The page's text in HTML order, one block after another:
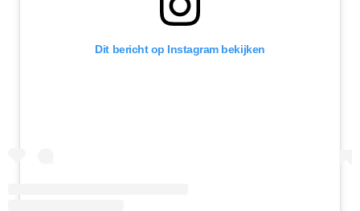
Dit bericht op Instagram bekijken